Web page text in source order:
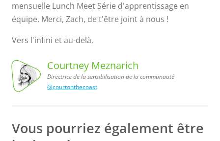
mensuelle Lunch Meet Série d'apprentissage en
équipe. Merci, Zach, de t'être joint à nous !
Vers l'infini et au-delà,
Courtney
Meznarich,
Directrice
de la sensibilisation
de la communauté
Courtney Meznarich
Directrice de la sensibilisation de la communauté
@courtonthecoast
Vous pourriez également être